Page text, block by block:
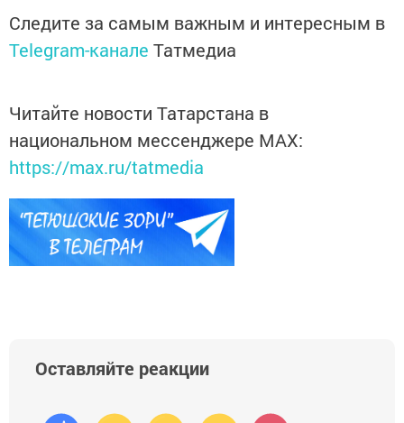
Следите за самым важным и интересным в
Telegram-канале Татмедиа
Читайте новости Татарстана в
национальном мессенджере MАХ:
https://max.ru/tatmedia
Оставляйте реакции